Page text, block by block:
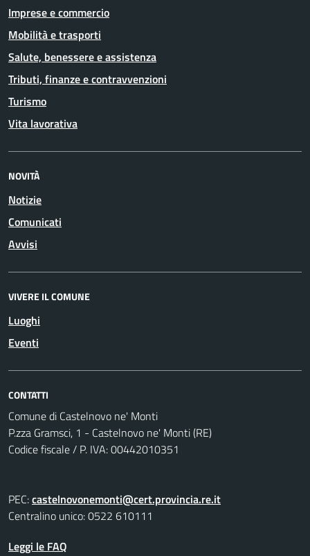
Imprese e commercio
Mobilità e trasporti
Salute, benessere e assistenza
Tributi, finanze e contravvenzioni
Turismo
Vita lavorativa
NOVITÀ
Notizie
Comunicati
Avvisi
VIVERE IL COMUNE
Luoghi
Eventi
CONTATTI
Comune di Castelnovo ne' Monti
P.zza Gramsci, 1 - Castelnovo ne' Monti (RE)
Codice fiscale / P. IVA: 00442010351
PEC:castelnovonemonti@cert.provincia.re.it
Centralino unico: 0522 610111
Leggi le FAQ